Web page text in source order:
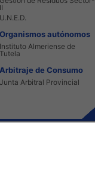
II
U.N.E.D.
Organismos autónomos
Instituto Almeriense de
Tutela
Arbitraje de Consumo
Junta Arbitral Provincial